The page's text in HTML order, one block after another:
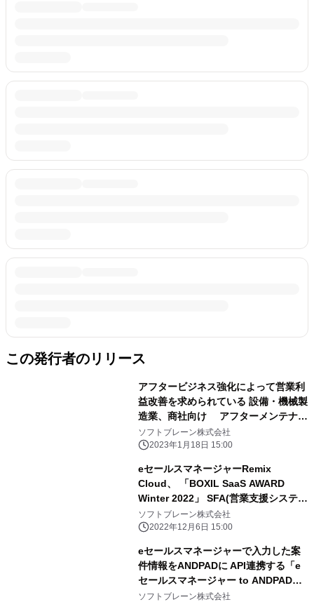
この発行者のリリース
アフタービジネス強化によって営業利
益改善を求められている 設備・機械製
造業、商社向け アフターメンテナン
ス／サービス部門の収益化を促進する
eセールスマネージャーRemix MS サ
ソフトブレーン株式会社
2023年1月18日 15:00
eセールスマネージャーRemix
Cloud、 「BOXIL SaaS AWARD
Winter 2022」 SFA(営業支援システ
ム)部門で「Good Service」に選出
ソフトブレーン株式会社
2022年12月6日 15:00
eセールスマネージャーで入力した案
件情報をANDPADに API連携する「e
セールスマネージャー to ANDPAD」
をリリース
ソフトブレーン株式会社